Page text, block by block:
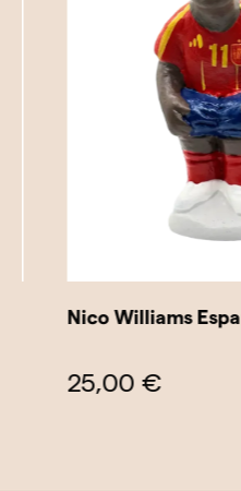
Nico Williams España
25,00 €